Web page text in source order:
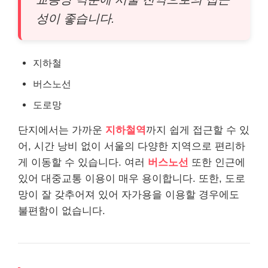
성이 좋습니다.
지하철
버스노선
도로망
단지에서는 가까운 지하철역 까지 쉽게 접근할 수 있
어, 시간 낭비 없이 서울의 다양한 지역으로 편리하
게 이동할 수 있습니다. 여러 버스노선 또한 인근에
있어 대중교통 이용이 매우 용이합니다. 또한, 도로
망이 잘 갖추어져 있어 자가용을 이용할 경우에도
불편함이 없습니다.